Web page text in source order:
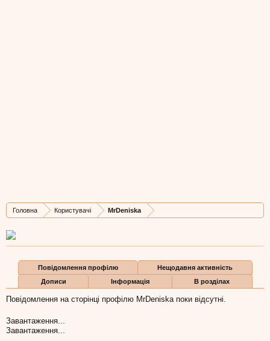
Головна Користувачі MrDeniska
Дописів
0
Карма
0
Бали
0
Повідомлення профілю
Нещодавня активність
Дописи
Інформація В розділах
Повідомлення на сторінці профілю MrDeniska поки відсутні.
Завантаження...
Завантаження...